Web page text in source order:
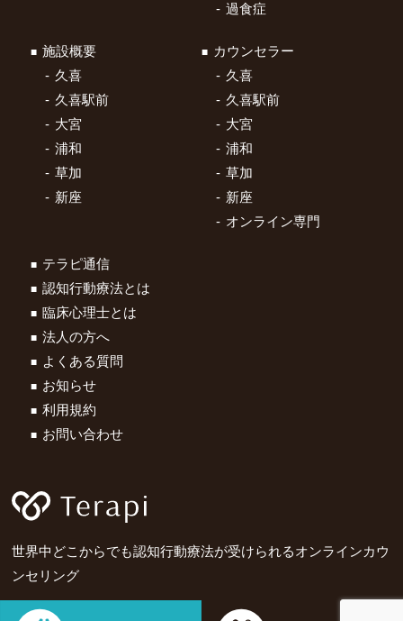
過食症
施設概要
久喜
久喜駅前
大宮
浦和
草加
新座
カウンセラー
久喜
久喜駅前
大宮
浦和
草加
新座
オンライン専門
テラピ通信
認知行動療法とは
臨床心理士とは
法人の方へ
よくある質問
お知らせ
利用規約
お問い合わせ
世界中どこからでも認知行動療法が受けられるオンラインカウ
ンセリング
Copyright © All Rights Reserved.